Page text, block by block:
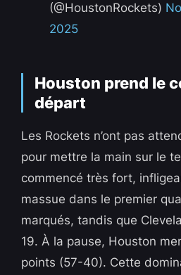
(@HoustonRockets)
2025
Houston prend le
départ
Les Rockets n’ont pas
pour mettre la main sur le
commencé très fort,
massue dans le premier
marqués, tandis que
19. À la pause, Houston
points (57-40). Cette